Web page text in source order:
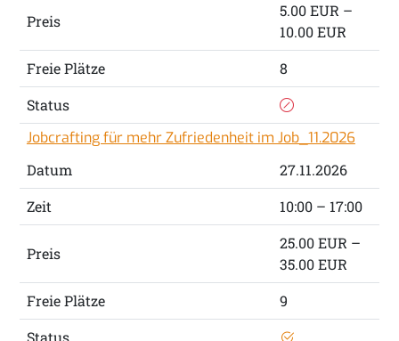
Preis
5.00 EUR –
10.00 EUR
Freie Plätze
8
Status
Jobcrafting für mehr Zufriedenheit im Job_11.2026
Datum
27.11.2026
Zeit
10:00 – 17:00
Preis
25.00 EUR –
35.00 EUR
Freie Plätze
9